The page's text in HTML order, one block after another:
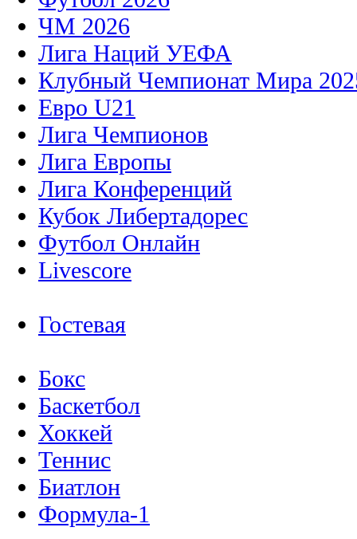
ЧМ 2026
Лига Наций УЕФА
Клубный Чемпионат Мира
Евро U21
Лига Чемпионов
Лига Европы
Лига Конференций
Кубок Либертадорес
Футбол Онлайн
Livescore
Гостевая
Бокс
Баскетбол
Хоккей
Теннис
Биатлон
Формула-1